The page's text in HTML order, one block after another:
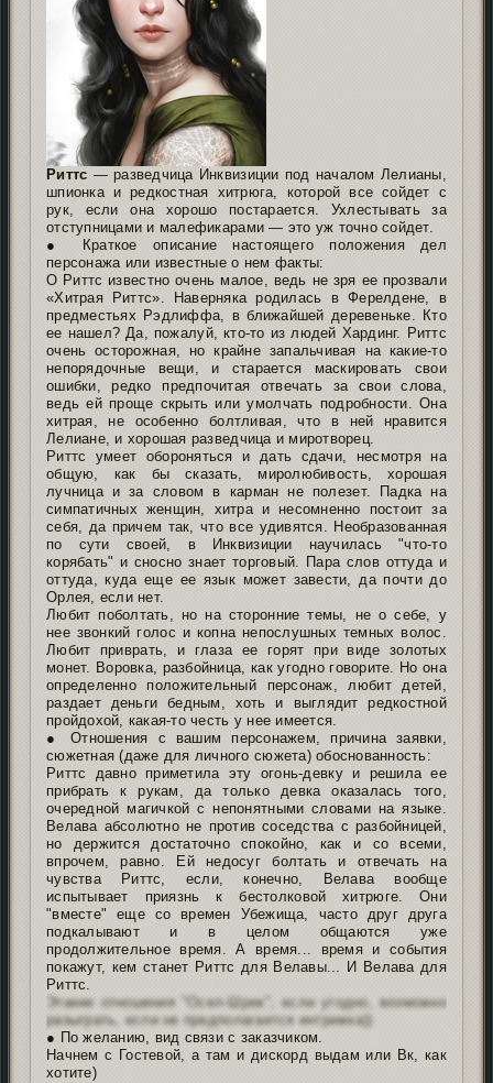
Риттс — разведчица Инквизиции под началом Лелианы,
шпионка и редкостная хитрюга, которой все сойдет с
рук, если она хорошо постарается. Ухлестывать за
отступницами и малефикарами — это уж точно сойдет.
● Краткое описание настоящего положения дел
персонажа или известные о нем факты:
О Риттс известно очень малое, ведь не зря ее прозвали
«Хитрая Риттс». Наверняка родилась в Ферелдене, в
предместьях Рэдлиффа, в ближайшей деревеньке. Кто
ее нашел? Да, пожалуй, кто-то из людей Хардинг. Риттс
очень осторожная, но крайне запальчивая на какие-то
непорядочные вещи, и старается маскировать свои
ошибки, редко предпочитая отвечать за свои слова,
ведь ей проще скрыть или умолчать подробности. Она
хитрая, не особенно болтливая, что в ней нравится
Лелиане, и хорошая разведчица и миротворец.
Риттс умеет обороняться и дать сдачи, несмотря на
общую, как бы сказать, миролюбивость, хорошая
лучница и за словом в карман не полезет. Падка на
симпатичных женщин, хитра и несомненно постоит за
себя, да причем так, что все удивятся. Необразованная
по сути своей, в Инквизиции научилась "что-то
корябать" и сносно знает торговый. Пара слов оттуда и
оттуда, куда еще ее язык может завести, да почти до
Орлея, если нет.
Любит поболтать, но на сторонние темы, не о себе, у
нее звонкий голос и копна непослушных темных волос.
Любит приврать, и глаза ее горят при виде золотых
монет. Воровка, разбойница, как угодно говорите. Но она
определенно положительный персонаж, любит детей,
раздает деньги бедным, хоть и выглядит редкостной
пройдохой, какая-то честь у нее имеется.
● Отношения с вашим персонажем, причина заявки,
сюжетная (даже для личного сюжета) обоснованность:
Риттс давно приметила эту огонь-девку и решила ее
прибрать к рукам, да только девка оказалась того,
очередной магичкой с непонятными словами на языке.
Велава абсолютно не против соседства с разбойницей,
но держится достаточно спокойно, как и со всеми,
впрочем, равно. Ей недосуг болтать и отвечать на
чувства Риттс, если, конечно, Велава вообще
испытывает приязнь к бестолковой хитрюге. Они
"вместе" еще со времен Убежища, часто друг друга
подкалывают и в целом общаются уже
продолжительное время. А время... время и события
покажут, кем станет Риттс для Велавы... И Велава для
Риттс.
Этакие отношения "Осел-Шрек", если угодно, возможно
разыграть, если не предполагается интрижка))
● По желанию, вид связи с заказчиком.
Начнем с Гостевой, а там и дискорд выдам или Вк, как
хотите)